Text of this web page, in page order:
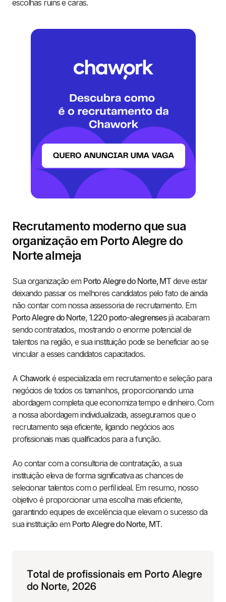
escolhas ruins e caras.
Recrutamento moderno que sua
organização em Porto Alegre do
Norte almeja
Sua organização em Porto Alegre do Norte, MT deve estar
deixando passar os melhores candidatos pelo fato de ainda
não contar com nossa assessoria de recrutamento. Em
Porto Alegre do Norte, 1.220 porto-alegrensesjá acabaram
sendo contratados, mostrando o enorme potencial de
talentos na região, e sua instituição pode se beneficiar ao se
vincular a esses candidatos capacitados.
A Chaworké especializada em recrutamento e seleção para
negócios de todos os tamanhos, proporcionando uma
abordagem completa que economiza tempo e dinheiro. Com
a nossa abordagem individualizada, asseguramos que o
recrutamento seja eficiente, ligando negócios aos
profissionais mais qualificados para a função.
Ao contar com a consultoria de contratação, a sua
instituição eleva de forma significativa as chances de
selecionar talentos com o perfil ideal. Em resumo, nosso
objetivo é proporcionar uma escolha mais eficiente,
garantindo equipes de excelência que elevam o sucesso da
sua instituição em Porto Alegre do Norte, MT.